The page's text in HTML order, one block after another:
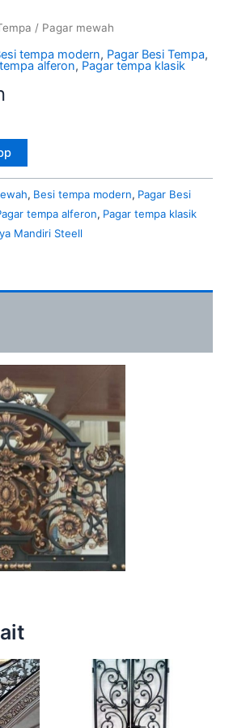
/ Pagar mewah
tempa modern, Pagar Besi Tempa,
alferon, Pagar tempa klasik
, Besi tempa modern, Pagar Besi
tempa alferon, Pagar tempa klasik
Mandiri Steell